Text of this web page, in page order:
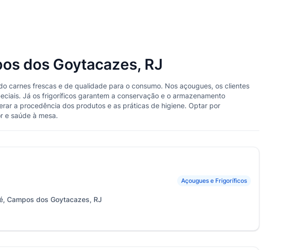
dos Goytacazes, RJ
carnes frescas e de qualidade para o consumo. Nos açougues, os clientes
Já os frigoríficos garantem a conservação e o armazenamento
a procedência dos produtos e as práticas de higiene. Optar por
e saúde à mesa.
Açougues e Frigoríficos
Campos dos Goytacazes, RJ